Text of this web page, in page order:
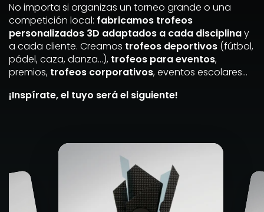
No importa si organizas un torneo grande o una
competición local: fabricamos trofeos
personalizados 3D adaptados a cada disciplinay
a cada cliente. Creamos trofeos deportivos (fútbol,
pádel, caza, danza…), trofeos para eventos,
premios, trofeos corporativos, eventos escolares…
¡Inspírate, el tuyo será el siguiente!